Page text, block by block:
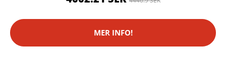
MER INFO!